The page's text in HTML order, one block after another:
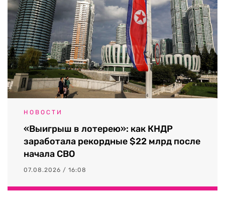
НОВОСТИ
«Выигрыш в лотерею»: как КНДР
заработала рекордные $22 млрд после
начала СВО
07.08.2026 / 16:08